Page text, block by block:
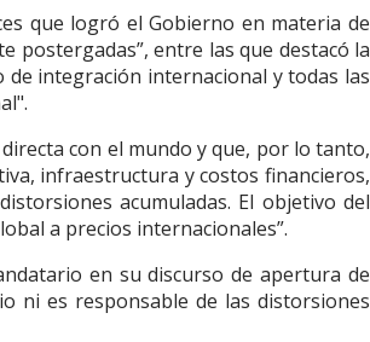
que logró el Gobierno en materia de
postergadas”, entre las que destacó la
de integración internacional y todas las
con el mundo y que, por lo tanto,
infraestructura y costos financieros,
acumuladas. El objetivo del
a precios internacionales”.
en su discurso de apertura de
ni es responsable de las distorsiones